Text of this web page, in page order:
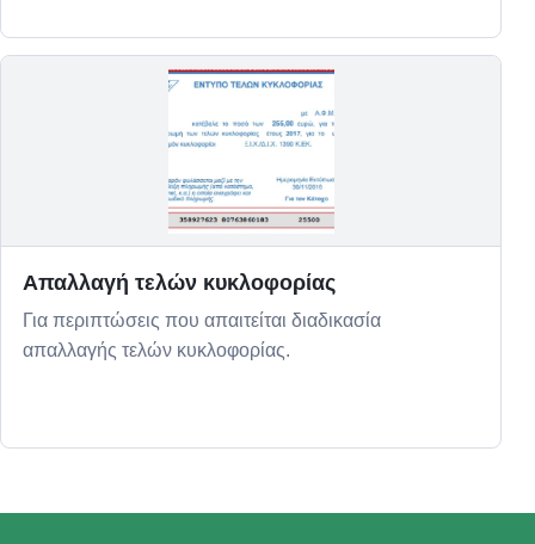
Απαλλαγή τελών κυκλοφορίας
Για περιπτώσεις που απαιτείται διαδικασία
απαλλαγής τελών κυκλοφορίας.